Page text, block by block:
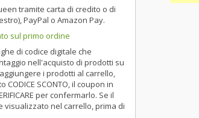
tramite carta di credito o di
PayPal o Amazon Pay.
sul primo ordine
di codice digitale che
nell'acquisto di prodotti su
i prodotti al carrello,
SCONTO, il coupon in
per confermarlo. Se il
visualizzato nel carrello, prima di